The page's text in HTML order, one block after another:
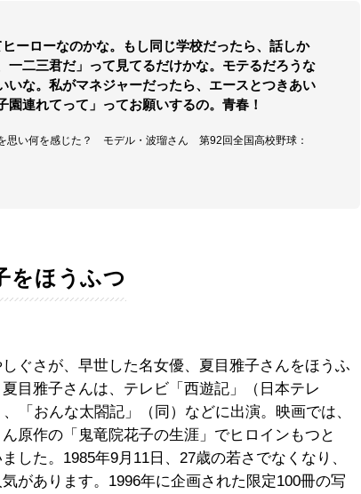
ーローなのかな。もし同じ学校だったら、話しか
一二三君だ」って見てるだけかな。モテるだろうな
いな。私がマネジャーだったら、エースとつきあい
連れてって」ってお願いするの。青春！
思い何を感じた？ モデル・波瑠さん 第92回全国高校野球：
をほうふつ
ぐさが、早世した名女優、夏目雅子さんをほうふ
目雅子さんは、テレビ「西遊記」（日本テレ
「おんな太閤記」（同）などに出演。映画では、
原作の「鬼竜院花子の生涯」でヒロインもつと
した。1985年9月11日、27歳の若さでなくなり、
があります。1996年に企画された限定100冊の写